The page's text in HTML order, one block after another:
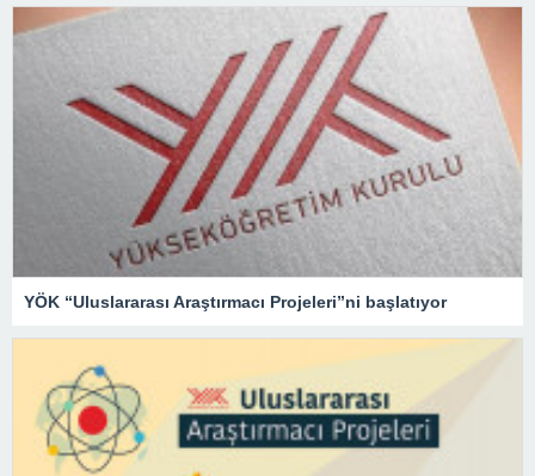
YÖK “Uluslararası Araştırmacı Projeleri”ni başlatıyor